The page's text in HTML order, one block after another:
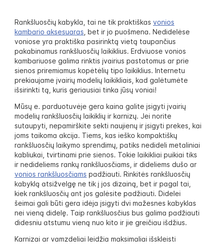
Rankšluosčių kabykla, tai ne tik praktiškas vonios
kambario aksesuaras , bet ir jo puošmena. Nedidelėse
voniose yra praktiška pasirinktą vietą taupančius
pakabinamus rankšluosčių laikiklius. Erdviuose vonios
kambariuose galima rinktis įvairius pastatomus ar prie
sienos priremiamus kopėtėlių tipo laikiklius. Internetu
prekiaujame įvairių modelių laikikliais, kad galėtumėte
išsirinkti tą, kuris geriausiai tinka jūsų voniai!
Mūsų e. parduotuvėje gera kaina galite įsigyti įvairių
modelių rankšluosčių laikiklių ir karnizų. Jei norite
sutaupyti, nepamirškite sekti naujienų ir įsigyti prekes, kai
joms taikoma akcija. Tiems, kas ieško kompaktiškų
rankšluosčių laikymo sprendimų, patiks nedideli metaliniai
kabliukai, tvirtinami prie sienos. Tokie laikikliai puikiai tiks
ir nedideliems rankų rankšluosčiams, ir dideliems dušo ar
vonios rankšluosčiams padžiauti. Rinkitės rankšluosčių
kabyklą atsižvelgę ne tik į jos dizainą, bet ir pagal tai,
kiek rankšluosčių ant jos galėsite padžiauti. Didelei
šeimai gali būti gera idėja įsigyti dvi mažesnes kabyklas
nei vieną didelę. Taip rankšluosčius bus galima padžiauti
didesniu atstumu vieną nuo kito ir jie greičiau išdžius.
Karnizai ar vamzdeliai leidžia maksimaliai išskleisti